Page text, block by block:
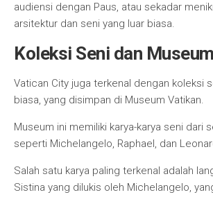
audiensi dengan Paus, atau sekadar
arsitektur dan seni yang luar biasa.
Koleksi Seni dan
Vatican City juga terkenal dengan koleksi
biasa, yang disimpan di Museum Vatikan.
Museum ini memiliki karya-karya seni dari
seperti Michelangelo, Raphael, dan
Salah satu karya paling terkenal adalah
Sistina yang dilukis oleh Michelangelo,